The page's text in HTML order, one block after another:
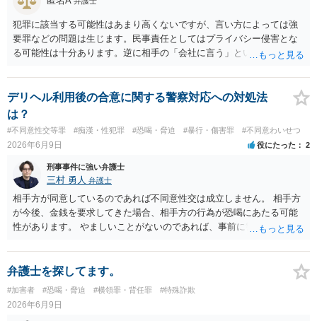
犯罪に該当する可能性はあまり高くないですが、言い方によっては強
要罪などの問題は生じます。民事責任としてはプライバシー侵害とな
る可能性は十分あります。逆に相手の「会社に言う」という発言は脅
（双方の主張ともに取り合わない）でしょう。 返済がなされないので
あれば訴訟や支払督促など法的措置を取るべきというのが法律相談と
しての模範解答となります。「親に言う」という行為が犯罪に該当し
ないとしても、本件のように余計なトラブルを招き、相手が反発して
任意の返済が期待できなくなり、事情によっては不法行為を主張され
て事実上相殺（減額）となってしまうリスクもあり、何の得にもなり
ません。
デリヘル利用後の合意に関する警察対応への対処法
は？
#不同意性交等罪 #痴漢・性犯罪 #恐喝・脅迫 #暴行・傷害罪 #不同意わいせつ
2026年6月9日 役にたった 2
刑事事件に強い弁護士
三村 勇人 弁護士
相手方が同意しているのであれば不同意性交は成立しません。 相手方
が今後、金銭を要求してきた場合、相手方の行為が恐喝にあたる可能
性があります。 やましいことがないのであれば、事前に警察に相談す
弁護士を探してます。
#加害者 #恐喝・脅迫 #横領罪・背任罪 #特殊詐欺
2026年6月9日